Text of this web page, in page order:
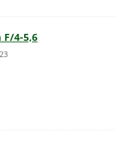
F/4-5,6